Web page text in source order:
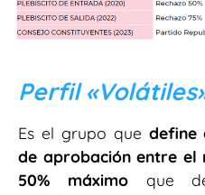
Perfil
Es el grupo que define
de aprobación entre el
50% máximo que